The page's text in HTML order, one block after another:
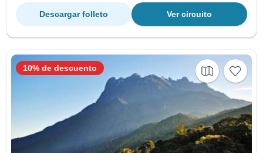
Ver circuito
Descargar folleto
10% de descuento